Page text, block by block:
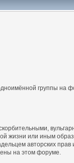
группы
жизни или иным
авторских прав
на этом форуме.